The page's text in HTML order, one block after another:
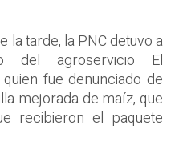
la tarde, la PNC detuvo a
del agroservicio El
fue denunciado de
mejorada de maíz, que
recibieron el paquete